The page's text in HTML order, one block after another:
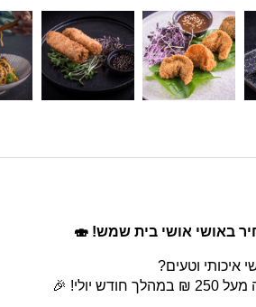
באושי אושי בית שמש! 🍣
איכותי וטעים?